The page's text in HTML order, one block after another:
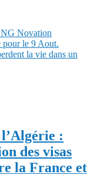
Novation
pour le 9 Aout.
la vie dans un
:
des visas
la France et